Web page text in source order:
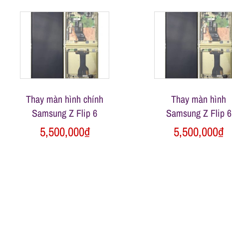
i
đ
ộ
n
Thay màn hình chính
Samsung Z Flip 6
5,500,000₫
Thay màn hình
Samsung Z Flip 6
5,500,000₫